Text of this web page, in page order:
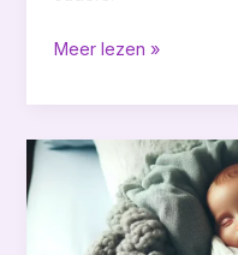
Is
gevaarlijk
om
een
verkouden
Meer lezen »